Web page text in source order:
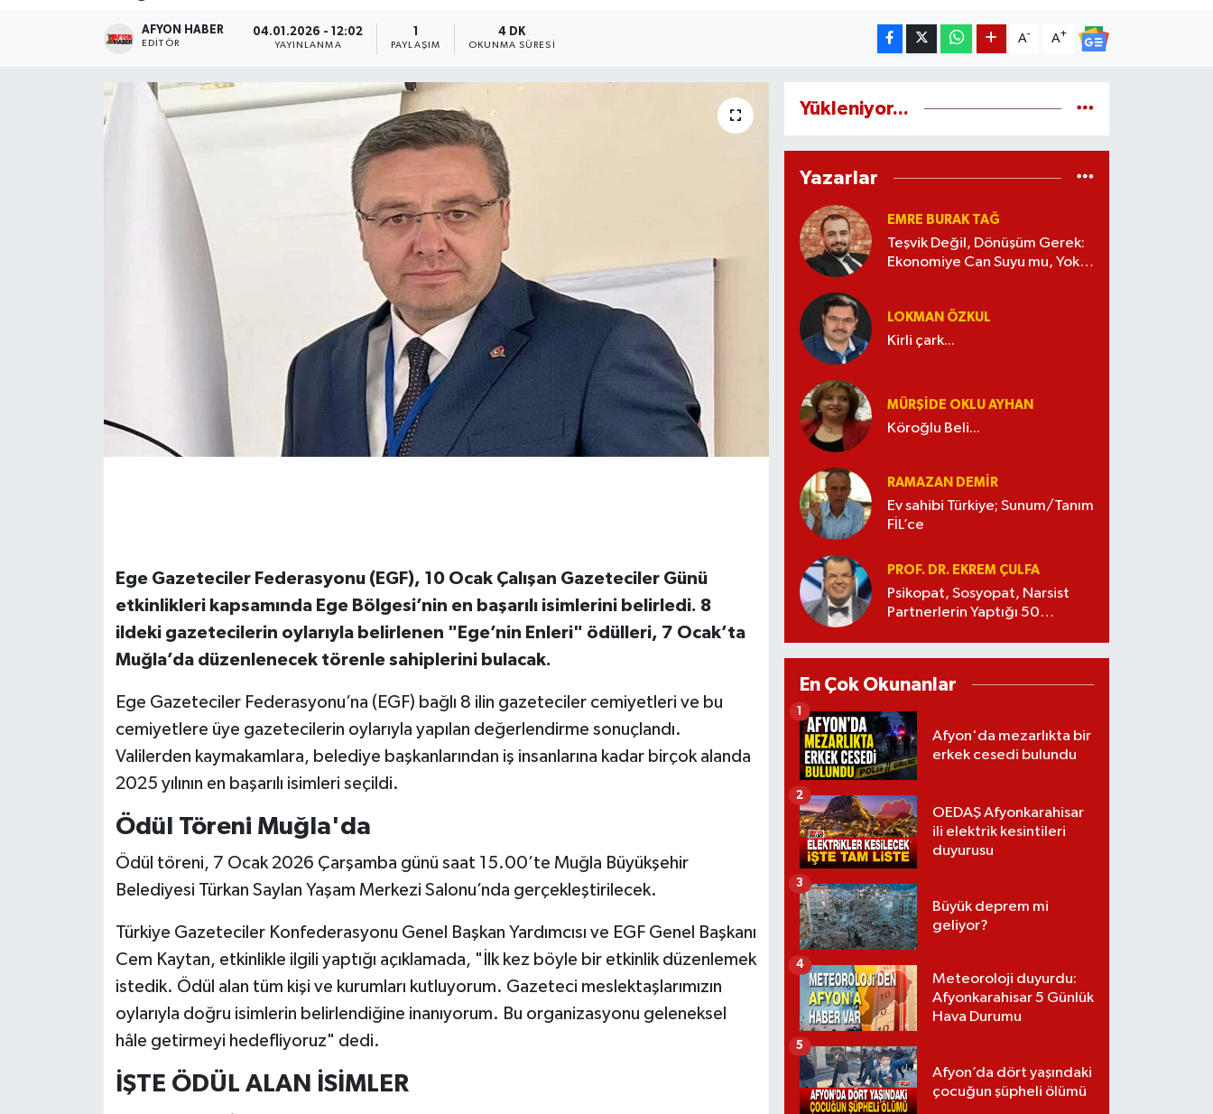
AFYON HABER
EDITÖR
04.01.2026 - 12:02
YAYINLANMA PAYLAŞIM
4 DK
OKUNMA SÜRESI
A- A+
Ege Gazeteciler Federasyonu (EGF), 10 Ocak Çalışan Gazeteciler Günü
etkinlikleri kapsamında Ege Bölgesi’nin en başarılı isimlerini belirledi. 8
ildeki gazetecilerin oylarıyla belirlenen "Ege’nin Enleri" ödülleri, 7 Ocak’ta
Muğla’da düzenlenecek törenle sahiplerini bulacak.
Ege Gazeteciler Federasyonu’na (EGF) bağlı 8 ilin gazeteciler cemiyetleri ve bu
cemiyetlere üye gazetecilerin oylarıyla yapılan değerlendirme sonuçlandı.
Valilerden kaymakamlara, belediye başkanlarından iş insanlarına kadar birçok alanda
2025 yılının en başarılı isimleri seçildi.
Ödül Töreni Muğla'da
Ödül töreni, 7 Ocak 2026 Çarşamba günü saat 15.00’te Muğla Büyükşehir
Belediyesi Türkan Saylan Yaşam Merkezi Salonu’nda gerçekleştirilecek.
Türkiye Gazeteciler Konfederasyonu Genel Başkan Yardımcısı ve EGF Genel Başkanı
Cem Kaytan, etkinlikle ilgili yaptığı açıklamada, "İlk kez böyle bir etkinlik düzenlemek
istedik. Ödül alan tüm kişi ve kurumları kutluyorum. Gazeteci meslektaşlarımızın
oylarıyla doğru isimlerin belirlendiğine inanıyorum. Bu organizasyonu geleneksel
hâle getirmeyi hedefliyoruz" dedi.
İŞTE ÖDÜL ALAN İSİMLER
Yükleniyor...
Yazarlar
EMRE BURAK TAĞ
Teşvik Değil, Dönüşüm Gerek:
Ekonomiye Can Suyu mu, Yoksa
LOKMAN ÖZKUL
Kirli çark...
MÜRŞIDE OKLU AYHAN
Köroğlu Beli...
RAMAZAN DEMİR
Ev sahibi Türkiye; Sunum/Tanım
FİL’ce
PROF. DR. EKREM ÇULFA
Psikopat, Sosyopat, Narsist
Partnerlerin Yaptığı 50
En Çok Okunanlar
Afyon'da mezarlıkta bir
erkek cesedi bulundu
1
OEDAŞ Afyonkarahisar
ili elektrik kesintileri
duyurusu
2
Büyük deprem mi
geliyor?
3
Meteoroloji duyurdu:
Afyonkarahisar 5 Günlük
Hava Durumu
4
Afyon’da dört yaşındaki
çocuğun şüpheli ölümü
5
Magazin